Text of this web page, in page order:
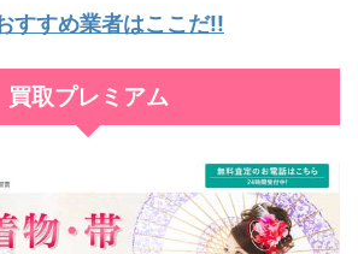
すすめ業者はここだ!!
買取プレミアム